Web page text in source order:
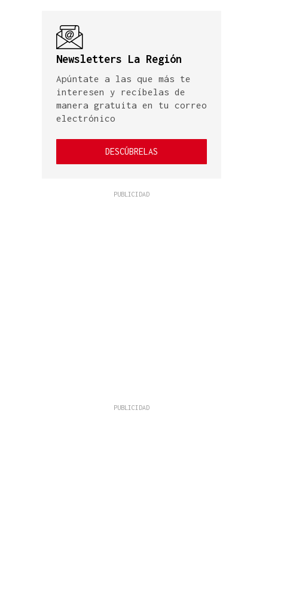
Newsletters La Región
Apúntate a las que más te
interesen y recíbelas de
manera gratuita en tu correo
electrónico
DESCÚBRELAS